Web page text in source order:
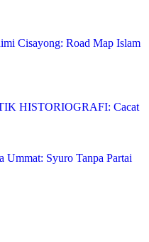
Cisayong: Road Map Islam
HISTORIOGRAFI: Cacat
Ummat: Syuro Tanpa Partai